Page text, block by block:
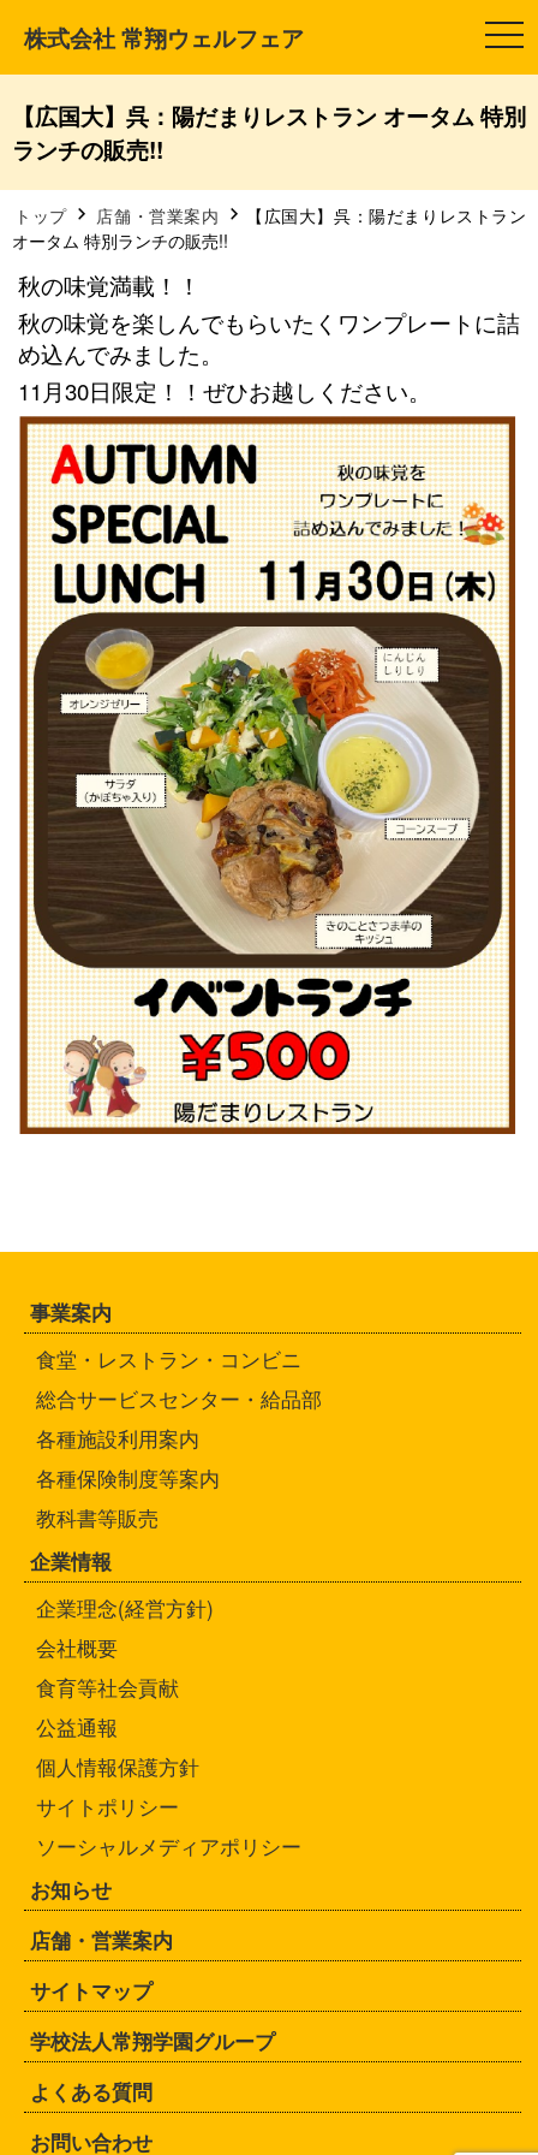
株式会社 常翔ウェルフェア
t
o
l
e
i
g
【広国大】呉：陽だまりレストラン オータム 特別
ランチの販売!!
トップ 店舗・営業案内
【広国大】呉：陽だまりレストラン
オータム 特別ランチの販売!!
秋の味覚満載！！
秋の味覚を楽しんでもらいたくワンプレートに詰
め込んでみました。
11月30日限定！！ぜひお越しください。
事業案内
食堂・レストラン・コンビニ
総合サービスセンター・給品部
各種施設利用案内
各種保険制度等案内
教科書等販売
企業情報
企業理念(経営方針)
会社概要
食育等社会貢献
公益通報
個人情報保護方針
サイトポリシー
ソーシャルメディアポリシー
お知らせ
店舗・営業案内
サイトマップ
学校法人常翔学園グループ
よくある質問
お問い合わせ